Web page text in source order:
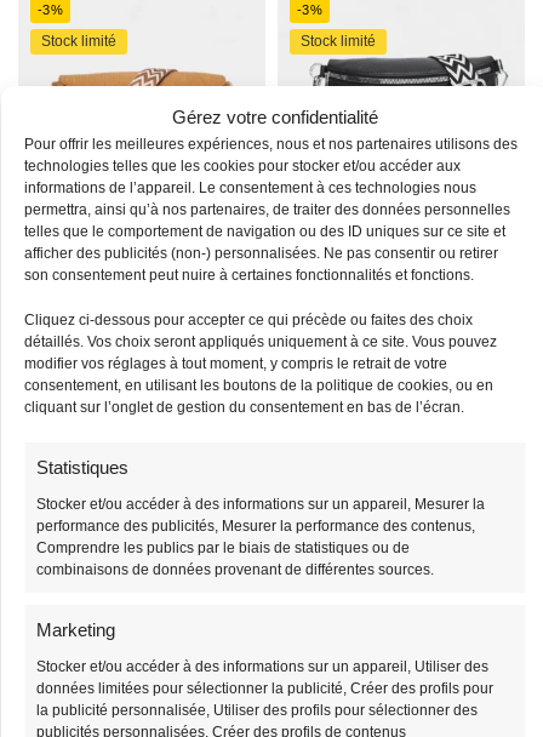
Gérez votre confidentialité
Pour offrir les meilleures expériences, nous et nos partenaires utilisons des
technologies telles que les cookies pour stocker et/ou accéder aux
informations de l’appareil. Le consentement à ces technologies nous
permettra, ainsi qu’à nos partenaires, de traiter des données personnelles
telles que le comportement de navigation ou des ID uniques sur ce site et
afficher des publicités (non-) personnalisées. Ne pas consentir ou retirer
son consentement peut nuire à certaines fonctionnalités et fonctions.
Cliquez ci-dessous pour accepter ce qui précède ou faites des choix
détaillés. Vos choix seront appliqués uniquement à ce site. Vous pouvez
modifier vos réglages à tout moment, y compris le retrait de votre
consentement, en utilisant les boutons de la politique de cookies, ou en
cliquant sur l’onglet de gestion du consentement en bas de l’écran.
Statistiques
Stocker et/ou accéder à des informations sur un appareil, Mesurer la
performance des publicités, Mesurer la performance des contenus,
Comprendre les publics par le biais de statistiques ou de
combinaisons de données provenant de différentes sources.
Marketing
Stocker et/ou accéder à des informations sur un appareil, Utiliser des
données limitées pour sélectionner la publicité, Créer des profils pour
la publicité personnalisée, Utiliser des profils pour sélectionner des
publicités personnalisées, Créer des profils de contenus
-3%
Stock limité
Sac Banane
39,90€ 38,90€
-3%
Stock limité
Sac Banane Sangle
39,90€ 38,90€
-3%
Grand Sac Banane
39,90€ 38,90€
-3%
Sac Banane Velours
Côtelé Bandoulière
Femme